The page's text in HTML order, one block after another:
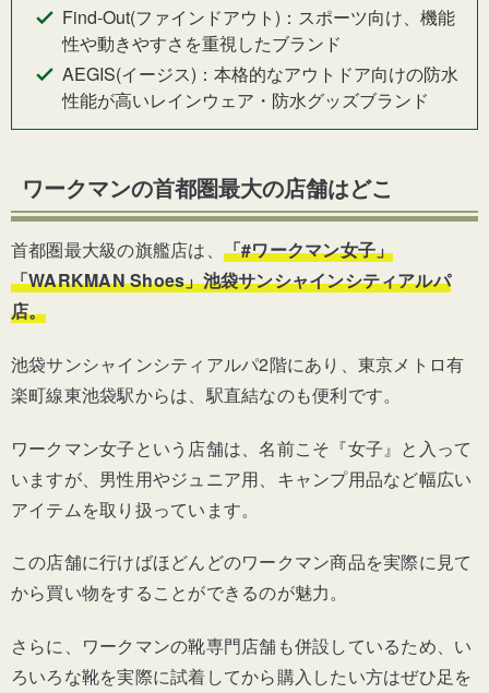
Find-Out(ファインドアウト)：スポーツ向け、機能
性や動きやすさを重視したブランド
AEGIS(イージス)：本格的なアウトドア向けの防水
性能が高いレインウェア・防水グッズブランド
ワークマンの首都圏最大の店舗はどこ
首都圏最大級の旗艦店は、 「#ワークマン女子」
「WARKMAN Shoes」池袋サンシャインシティアルパ
店。
池袋サンシャインシティアルパ2階にあり、東京メトロ有
楽町線東池袋駅からは、駅直結なのも便利です。
ワークマン女子という店舗は、名前こそ『女子』と入って
いますが、男性用やジュニア用、キャンプ用品など幅広い
アイテムを取り扱っています。
この店舗に行けばほどんどのワークマン商品を実際に見て
から買い物をすることができるのが魅力。
さらに、ワークマンの靴専門店舗も併設しているため、い
ろいろな靴を実際に試着してから購入したい方はぜひ足を